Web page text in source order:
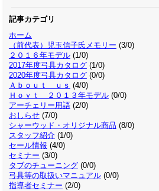
記事カテゴリ
ホーム
（前代表）児玉信子氏メモリー (3/0)
２０１６年モデル(1/0)
2017年度弓具カタログ(1/0)
2020年度弓具カタログ(0/0)
Ａｂｏｕｔ ｕｓ (4/0)
Ｈｏｙｔ ２０１３年モデル(0/0)
アーチェリー用語(2/0)
おしらせ(7/0)
シャーウッド・オリジナル商品 (8/0)
スタッフ紹介(1/0)
セール情報 (4/0)
セミナー (3/0)
タブのチューニング(0/0)
弓具等の取扱いマニュアル(0/0)
指導者セミナー (2/0)